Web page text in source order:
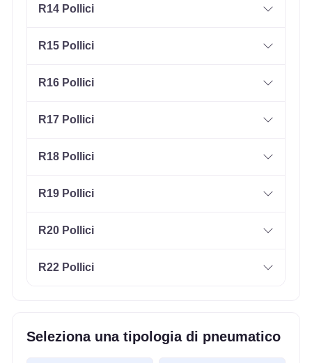
R14 Pollici
R15 Pollici
R16 Pollici
R17 Pollici
R18 Pollici
R19 Pollici
R20 Pollici
R22 Pollici
Seleziona una tipologia di pneumatico